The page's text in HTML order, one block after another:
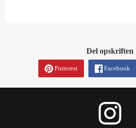
Del opskriften
Pinterest Facebook